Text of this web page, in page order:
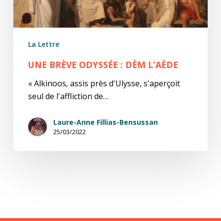
La Lettre
UNE BRÈVE ODYSSÉE : DÈM L’AÈDE
« Alkinoos, assis près d'Ulysse, s'aperçoit
seul de l'affliction de…
Laure-Anne Fillias-Bensussan
25/03/2022